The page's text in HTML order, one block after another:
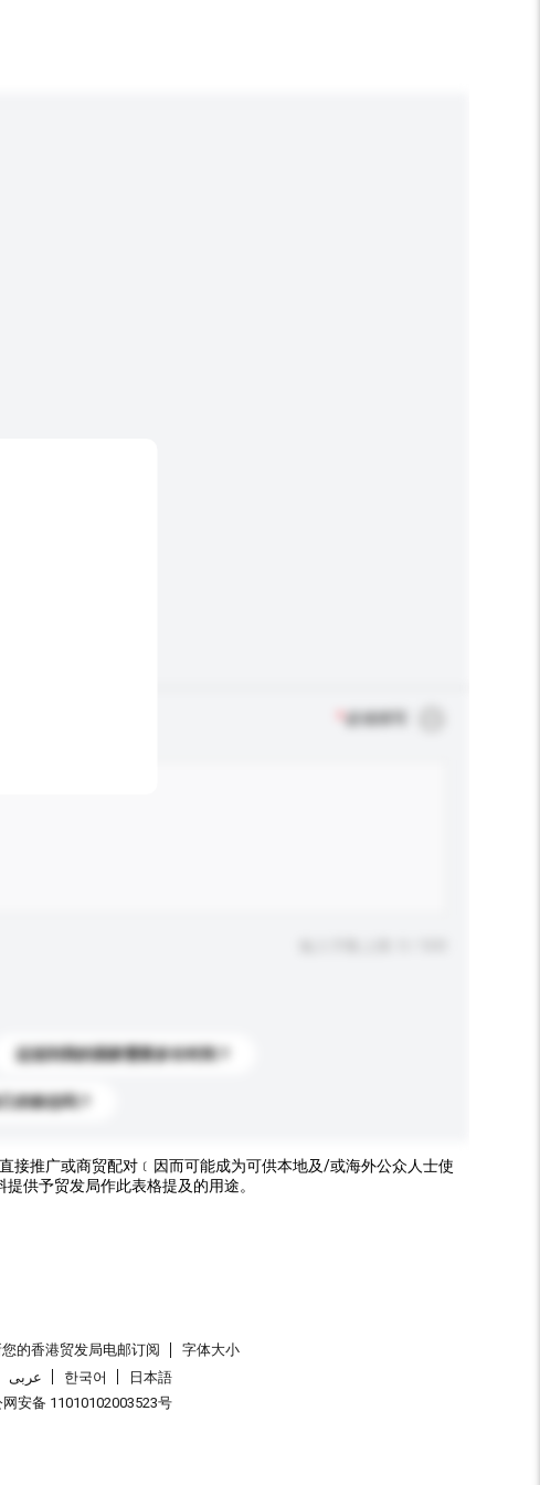
必须填写
运送到我的国家需要多长时间？
的标志吗？
接推广或商贸配对﹝因而可能成为可供本地及/或海外公众人士使
供予贸发局作此表格提及的用途。
的香港贸发局电邮订阅
字体大小
عربى 한국어
日本語
安备 11010102003523号